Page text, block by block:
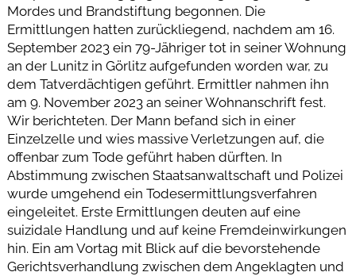
Mordes und Brandstiftung begonnen. Die
Ermittlungen hatten zurückliegend, nachdem am 16.
September 2023 ein 79-Jähriger tot in seiner Wohnung
an der Lunitz in Görlitz aufgefunden worden war, zu
dem Tatverdächtigen geführt. Ermittler nahmen ihn
am 9. November 2023 an seiner Wohnanschrift fest.
Wir berichteten. Der Mann befand sich in einer
Einzelzelle und wies massive Verletzungen auf, die
offenbar zum Tode geführt haben dürften. In
Abstimmung zwischen Staatsanwaltschaft und Polizei
wurde umgehend ein Todesermittlungsverfahren
eingeleitet. Erste Ermittlungen deuten auf eine
suizidale Handlung und auf keine Fremdeinwirkungen
hin. Ein am Vortag mit Blick auf die bevorstehende
Gerichtsverhandlung zwischen dem Angeklagten und